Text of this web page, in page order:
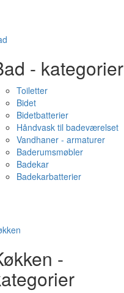
- kategorier
Toiletter
Bidet
Bidetbatterier
Håndvask til badeværelset
Vandhaner - armaturer
Baderumsmøbler
Badekar
Badekarbatterier
-